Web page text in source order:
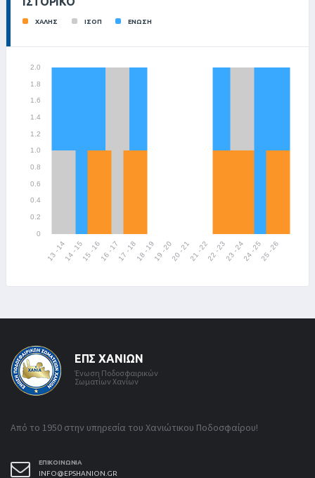
ΧΑΛΗΣ ΙΣΟΠ ΕΝΩΣΗ
ΕΠΣ ΧΑΝΊΩΝ
Ένωση Ποδοσφαιρικών
Σωματίων Χανίων
Από το 1950 στην υπηρεσία του Χανιώτικου Ποδοσφαίρου!
ΕΠΙΚΟΙΝΩΝΊΑ
INFO@EPSHANION.GR